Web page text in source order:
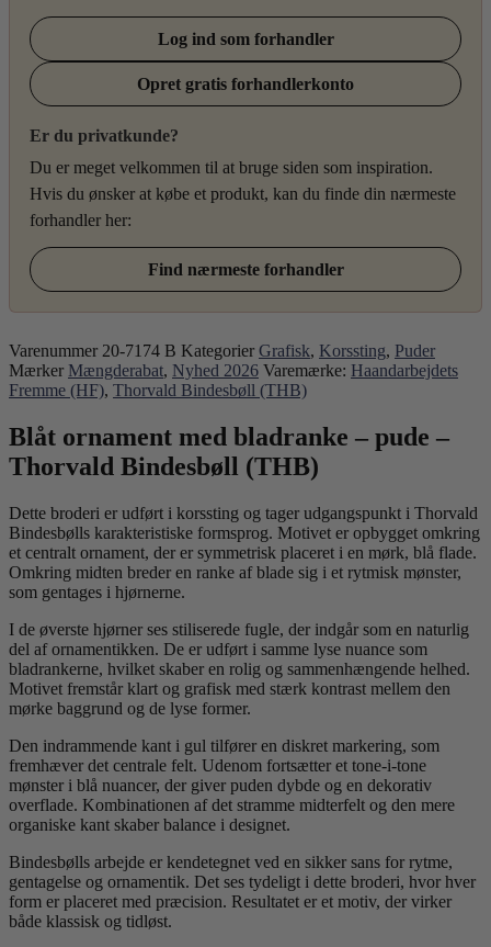
Log ind som forhandler
Opret gratis forhandlerkonto
Er du privatkunde?
Du er meget velkommen til at bruge siden som inspiration.
Hvis du ønsker at købe et produkt, kan du finde din nærmeste
forhandler her:
Find nærmeste forhandler
Varenummer 20-7174 B Kategorier Grafisk, Korssting, Puder
Mærker Mængderabat, Nyhed 2026 Varemærke: Haandarbejdets
Fremme (HF), Thorvald Bindesbøll (THB)
Blåt ornament med bladranke – pude –
Thorvald Bindesbøll (THB)
Dette broderi er udført i korssting og tager udgangspunkt i Thorvald
Bindesbølls karakteristiske formsprog. Motivet er opbygget omkring
et centralt ornament, der er symmetrisk placeret i en mørk, blå flade.
Omkring midten breder en ranke af blade sig i et rytmisk mønster,
som gentages i hjørnerne.
I de øverste hjørner ses stiliserede fugle, der indgår som en naturlig
del af ornamentikken. De er udført i samme lyse nuance som
bladrankerne, hvilket skaber en rolig og sammenhængende helhed.
Motivet fremstår klart og grafisk med stærk kontrast mellem den
mørke baggrund og de lyse former.
Den indrammende kant i gul tilfører en diskret markering, som
fremhæver det centrale felt. Udenom fortsætter et tone-i-tone
mønster i blå nuancer, der giver puden dybde og en dekorativ
overflade. Kombinationen af det stramme midterfelt og den mere
organiske kant skaber balance i designet.
Bindesbølls arbejde er kendetegnet ved en sikker sans for rytme,
gentagelse og ornamentik. Det ses tydeligt i dette broderi, hvor hver
form er placeret med præcision. Resultatet er et motiv, der virker
både klassisk og tidløst.